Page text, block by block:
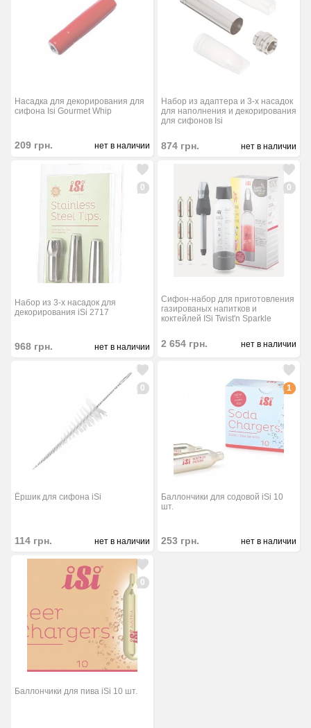
Насадка для декорирования для
сифона Isi Gourmet Whip
209 грн. нет в наличии
Набор из адаптера и 3-х насадок
для наполнения и декорирования
для сифонов Isi
874 грн. нет в наличии
0
Набор из 3-х насадок для
декорирования iSi 2717
968 грн. нет в наличии
0
Сифон-набор для приготовления
газированых напитков и
коктейлей ISi Twist'n Sparkle
2 654 грн. нет в наличии
0
Ёршик для сифона iSi
114 грн. нет в наличии
1
Баллончики для содовой iSi 10
шт.
253 грн. нет в наличии
0
Баллончики для пива iSi 10 шт.